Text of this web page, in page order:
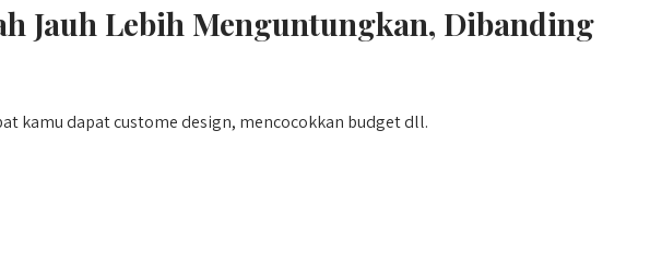
Jauh Lebih Menguntungkan, Dibanding
kamu dapat custome design, mencocokkan budget dll.